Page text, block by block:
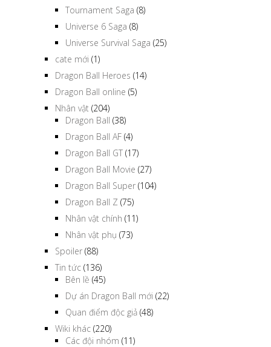
Tournament Saga (8)
Universe 6 Saga (8)
Universe Survival Saga (25)
cate mới (1)
Dragon Ball Heroes (14)
Dragon Ball online (5)
Nhân vật (204)
Dragon Ball (38)
Dragon Ball AF (4)
Dragon Ball GT (17)
Dragon Ball Movie (27)
Dragon Ball Super (104)
Dragon Ball Z (75)
Nhân vật chính (11)
Nhân vật phụ (73)
Spoiler (88)
Tin tức (136)
Bên lề (45)
Dự án Dragon Ball mới (22)
Quan điểm độc giả (48)
Wiki khác (220)
Các đội nhóm (11)